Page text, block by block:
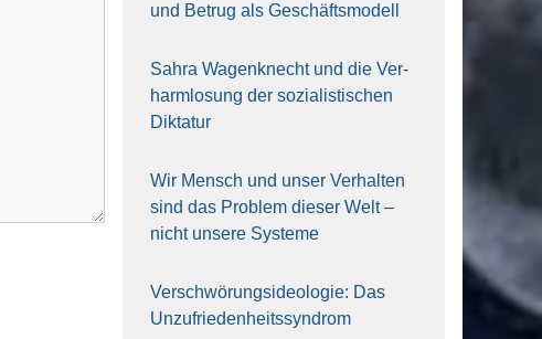
und Betrug als Geschäfts­mo­dell
Sahra Wagen­knecht und die Ver­
harm­lo­sung der sozia­lis­ti­schen
Dik­ta­tur
Wir Mensch und unser Ver­hal­ten
sind das Pro­blem die­ser Welt –
nicht unse­re Sys‍te‍me
Ver­schwö­rungs­ideo­lo­gie: Das
Unzufrieden­heitssyndrom